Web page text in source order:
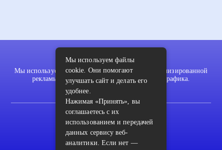
Мы используем файлы cookie для показа персонализированной
рекламы и/или контента и анализа нашего трафика.
Карта сайта
Мы используем файлы
cookie. Они помогают
улучшать сайт и делать его
удобнее.
Нажимая «Принять», вы
соглашаетесь с их
использованием и передачей
данных сервису веб-
аналитики. Если нет —